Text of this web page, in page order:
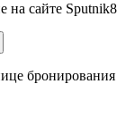
на сайте